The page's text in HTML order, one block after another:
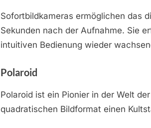
Sofortbildkameras ermöglichen das
Sekunden nach der Aufnahme. Sie
intuitiven Bedienung wieder
Polaroid
Polaroid ist ein Pionier in der Welt
quadratischen Bildformat einen